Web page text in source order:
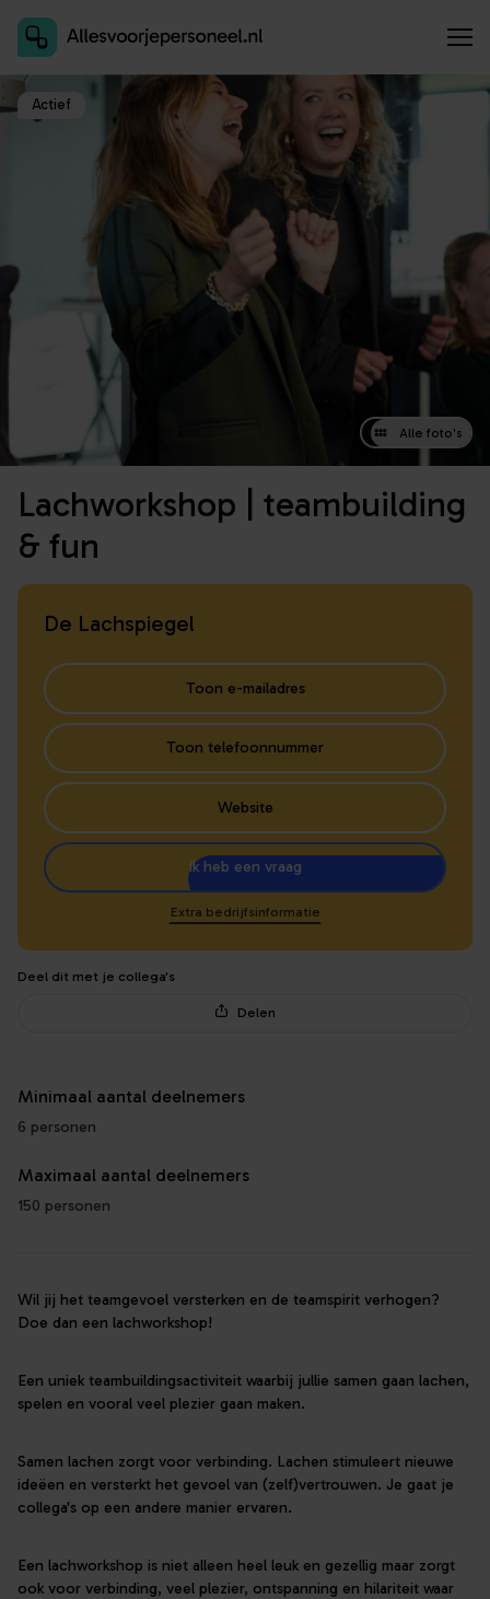
Actief
Alle foto's
Lachworkshop | teambuilding
& fun
Minimaal aantal deelnemers
6 personen
Maximaal aantal deelnemers
150 personen
Wil jij het teamgevoel versterken en de teamspirit verhogen?
Doe dan een lachworkshop!
Een uniek teambuildingsactiviteit waarbij jullie samen gaan lachen,
spelen en vooral veel plezier gaan maken.
Samen lachen zorgt voor verbinding. Lachen stimuleert nieuwe
ideëen en versterkt het gevoel van (zelf)vertrouwen. Je gaat je
collega's op een andere manier ervaren.
Een lachworkshop is niet alleen heel leuk en gezellig maar zorgt
ook voor verbinding, veel plezier, ontspanning en hilariteit waar
De Lachspiegel
Toon e-mailadres
Toon telefoonnummer
Website
Ik heb een vraag
Extra bedrijfsinformatie
Deel dit met je collega's
Delen